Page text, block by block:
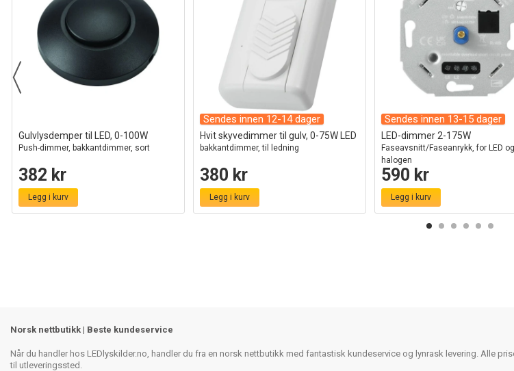
Gulvlysdemper til LED, 0-100W
Push-dimmer, bakkantdimmer, sort
382 kr
Legg i kurv
Sendes innen 12-14 dager
Hvit skyvedimmer til gulv, 0-75W LED
bakkantdimmer, til ledning
380 kr
Legg i kurv
Sendes innen 13-15 dager
LED-dimmer 2-175W
Faseavsnitt/Faseanrykk, for LED og
halogen
590 kr
Legg i kurv
Norsk nettbutikk | Beste kundeservice
Når du handler hos LEDlyskilder.no, handler du fra en norsk nettbutikk med fantastisk kundeservice og lynrask levering. Alle
til utleveringssted.